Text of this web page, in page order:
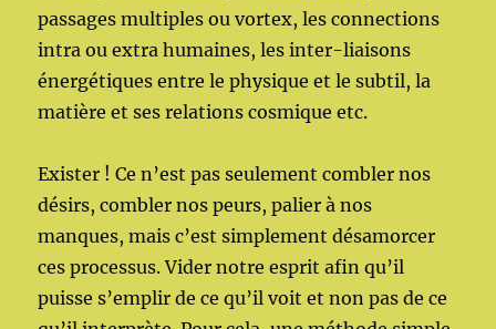
passages multiples ou vortex, les connections
intra ou extra humaines, les inter-liaisons
énergétiques entre le physique et le subtil, la
matière et ses relations cosmique etc.
Exister ! Ce n’est pas seulement combler nos
désirs, combler nos peurs, palier à nos
manques, mais c’est simplement désamorcer
ces processus. Vider notre esprit afin qu’il
puisse s’emplir de ce qu’il voit et non pas de ce